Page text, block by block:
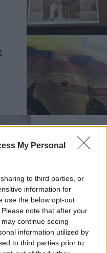
My Personal
to third parties, or
information for
use the below opt-out
note that after your
continue seeing
information utilized by
to third parties prior to